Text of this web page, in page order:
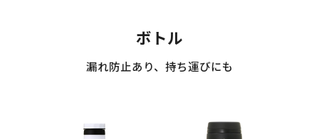
ボトル
漏れ防止あり、持ち運びにも